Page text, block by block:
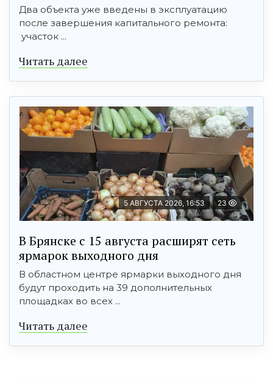
Два объекта уже введены в эксплуатацию
после завершения капитального ремонта:
участок ...
Читать далее
5 АВГУСТА 2026, 16:53 23
В Брянске с 15 августа расширят сеть
ярмарок выходного дня
В областном центре ярмарки выходного дня
будут проходить на 39 дополнительных
площадках во всех ...
Читать далее